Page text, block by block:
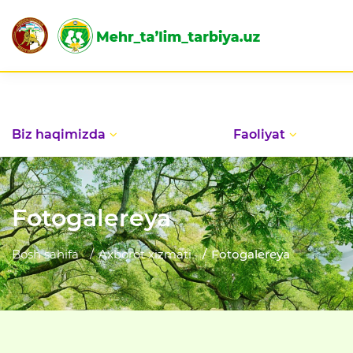
Biz haqimizda Faoliyat
Fotogalereya
Bosh sahifa Axborot xizmati Fotogalereya